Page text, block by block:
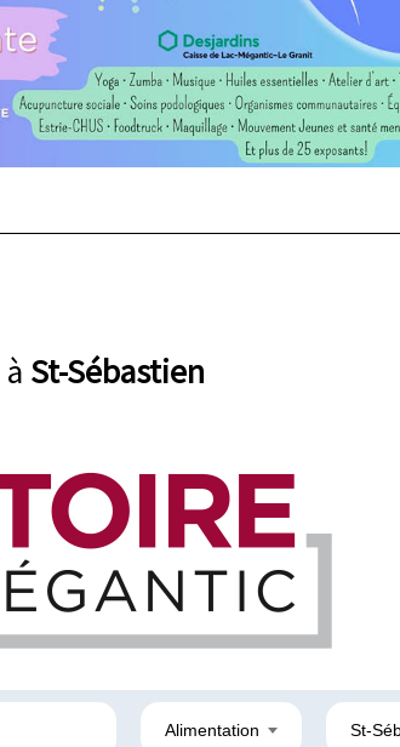
à St-Sébastien
Alimentation St-